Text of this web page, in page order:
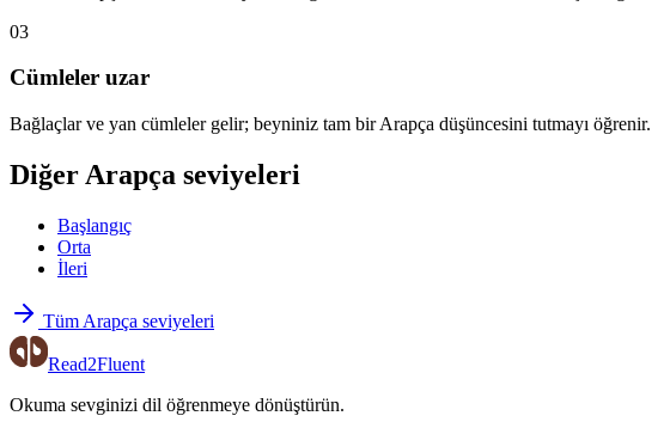
03
Cümleler uzar
Bağlaçlar ve yan cümleler gelir; beyniniz tam bir Arapça düşüncesini tutmayı öğrenir.
Diğer Arapça seviyeleri
Başlangıç
Orta
İleri
Tüm Arapça seviyeleri
Read2Fluent
Okuma sevginizi dil öğrenmeye dönüştürün.